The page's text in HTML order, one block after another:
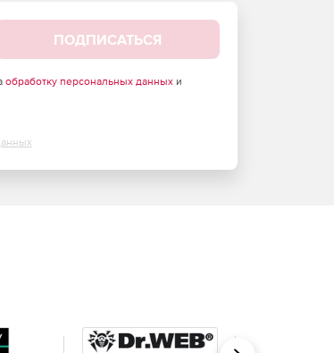
ПОДПИСАТЬСЯ
обработку персональных данныхи